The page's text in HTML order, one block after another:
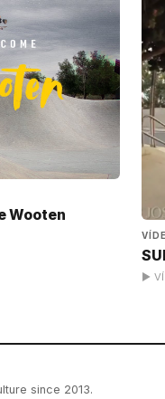
Wooten
▶
since 2013.